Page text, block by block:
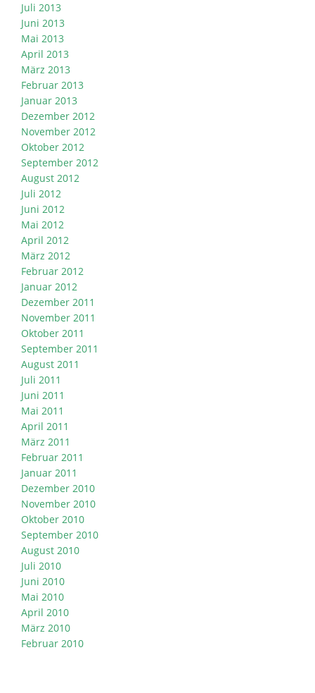
Juli 2013
Juni 2013
Mai 2013
April 2013
März 2013
Februar 2013
Januar 2013
Dezember 2012
November 2012
Oktober 2012
September 2012
August 2012
Juli 2012
Juni 2012
Mai 2012
April 2012
März 2012
Februar 2012
Januar 2012
Dezember 2011
November 2011
Oktober 2011
September 2011
August 2011
Juli 2011
Juni 2011
Mai 2011
April 2011
März 2011
Februar 2011
Januar 2011
Dezember 2010
November 2010
Oktober 2010
September 2010
August 2010
Juli 2010
Juni 2010
Mai 2010
April 2010
März 2010
Februar 2010